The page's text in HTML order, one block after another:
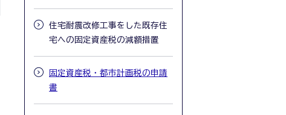
住宅耐震改修工事をした既存住
宅への固定資産税の減額措置
固定資産税・都市計画税の申請
書